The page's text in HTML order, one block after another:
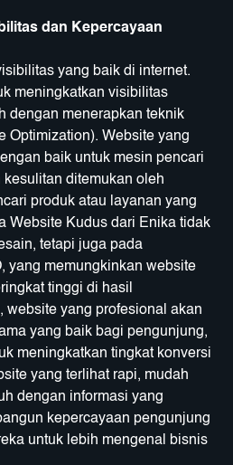
dan Kepercayaan
yang baik di internet.
meningkatkan visibilitas
dengan menerapkan teknik
Optimization). Website yang
baik untuk mesin pencari
ditemukan oleh
produk atau layanan yang
Website Kudus dari Enika tidak
tetapi juga pada
yang memungkinkan website
tinggi di hasil
website yang profesional akan
yang baik bagi pengunjung,
meningkatkan tingkat konversi
yang terlihat rapi, mudah
dengan informasi yang
kepercayaan pengunjung
untuk lebih mengenal bisnis